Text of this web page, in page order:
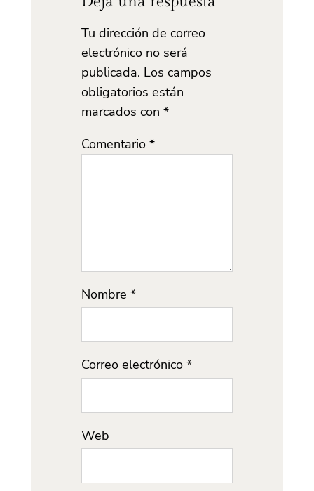
Tu dirección de correo
electrónico no será
publicada. Los campos
obligatorios están
marcados con *
Comentario *
Nombre *
Correo electrónico *
Web